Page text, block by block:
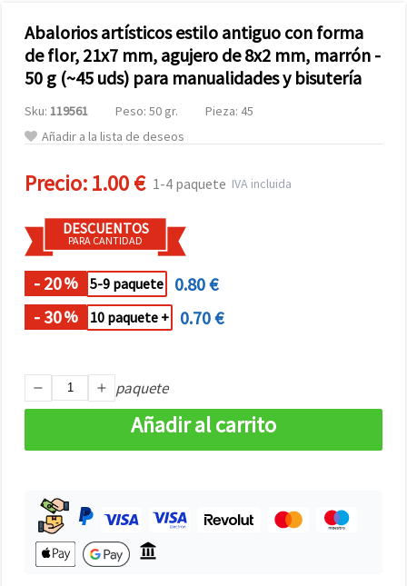
Abalorios artísticos estilo antiguo con forma
de flor, 21x7 mm, agujero de 8x2 mm, marrón -
50 g (~45 uds) para manualidades y bisutería
Sku: 119561 Peso: 50 gr.
Pieza: 45
Añadir a la lista de deseos
Precio:1.00 € 1-4 paquete IVA incluida
DESCUENTOS
PARA CANTIDAD
- 20% 5-9 paquete
0.80 €
- 30% 10 paquete + 0.70 €
paquete
Añadir al carrito